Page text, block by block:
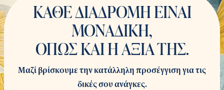
ΚΑΘΕ ΔΙΑΔΡΟΜΗ ΕΙΝΑΙ
ΜΟΝΑΔΙΚΗ,
ΟΠΩΣ ΚΑΙ Η ΑΞΙΑ ΤΗΣ.
Μαζί βρίσκουμε την κατάλληλη προσέγγιση για τις
δικές σου ανάγκες.